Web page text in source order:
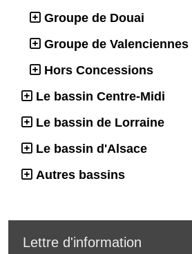
Groupe de Douai
Groupe de Valenciennes
Hors Concessions
Le bassin Centre-Midi
Le bassin de Lorraine
Le bassin d'Alsace
Autres bassins
Lettre d'information